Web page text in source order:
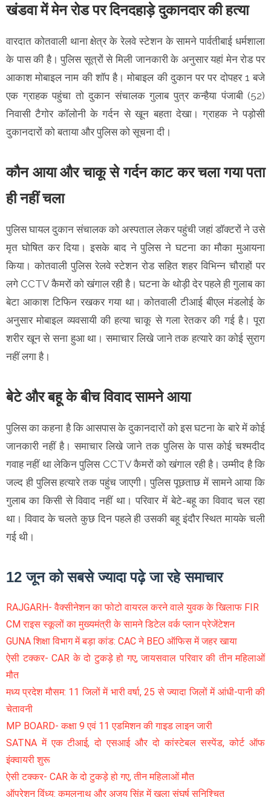
खंडवा में मेन रोड पर दिनदहाड़े दुकानदार की हत्या
वारदात कोतवाली थाना क्षेत्र के रेलवे स्टेशन के सामने पार्वतीबाई धर्मशाला
के पास की है। पुलिस सूत्रों से मिली जानकारी के अनुसार यहां मेन रोड पर
आकाश मोबाइल नाम की शॉप है। मोबाइल की दुकान पर पर दोपहर 1 बजे
एक ग्राहक पहुंचा तो दुकान संचालक गुलाब पुत्र कन्हैया पंजाबी (52)
निवासी टैगोर कॉलोनी के गर्दन से खून बहता देखा। ग्राहक ने पड़ोसी
दुकानदारों को बताया और पुलिस को सूचना दी।
कौन आया और चाकू से गर्दन काट कर चला गया पता
ही नहीं चला
पुलिस घायल दुकान संचालक को अस्पताल लेकर पहुंची जहां डॉक्टरों ने उसे
मृत घोषित कर दिया। इसके बाद ने पुलिस ने घटना का मौका मुआयना
किया। कोतवाली पुलिस रेलवे स्टेशन रोड सहित शहर विभिन्न चौराहों पर
लगे CCTV कैमरों को खंगाल रही है। घटना के थोड़ी देर पहले ही गुलाब का
बेटा आकाश टिफिन रखकर गया था। कोतवाली टीआई बीएल मंडलोई के
अनुसार मोबाइल व्यवसायी की हत्या चाकू से गला रेतकर की गई है। पूरा
शरीर खून से सना हुआ था। समाचार लिखे जाने तक हत्यारे का कोई सुराग
नहीं लगा है।
बेटे और बहू के बीच विवाद सामने आया
पुलिस का कहना है कि आसपास के दुकानदारों को इस घटना के बारे में कोई
जानकारी नहीं है। समाचार लिखे जाने तक पुलिस के पास कोई चश्मदीद
गवाह नहीं था लेकिन पुलिस CCTV कैमरों को खंगाल रही है। उम्मीद है कि
जल्द ही पुलिस हत्यारे तक पहुंच जाएगी। पुलिस पूछताछ में सामने आया कि
गुलाब का किसी से विवाद नहीं था। परिवार में बेटे-बहू का विवाद चल रहा
था। विवाद के चलते कुछ दिन पहले ही उसकी बहू इंदौर स्थित मायके चली
गई थी।
12 जून को सबसे ज्यादा पढ़े जा रहे समाचार
RAJGARH- वैक्सीनेशन का फोटो वायरल करने वाले युवक के खिलाफ FIR
CM राइस स्कूलों का मुख्यमंत्री के सामने डिटेल वर्क प्लान प्रेजेंटेशन
GUNA शिक्षा विभाग में बड़ा कांड: CAC ने BEO ऑफिस में जहर खाया
ऐसी टक्कर- CAR के दो टुकड़े हो गए, जायसवाल परिवार की तीन महिलाओं
मौत
मध्य प्रदेश मौसम: 11 जिलों में भारी वर्षा, 25 से ज्यादा जिलों में आंधी-पानी की
चेतावनी
MP BOARD- कक्षा 9 एवं 11 एडमिशन की गाइड लाइन जारी
SATNA में एक टीआई, दो एसआई और दो कांस्टेबल सस्पेंड, कोर्ट ऑफ
इंक्वायरी शुरू
ऐसी टक्कर- CAR के दो टुकड़े हो गए, तीन महिलाओं मौत
ऑपरेशन विंध्य: कमलनाथ और अजय सिंह में खुला संघर्ष सुनिश्चित